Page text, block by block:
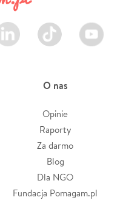
TikTok Youtube
O nas
Opinie
Raporty
Za darmo
Blog
Dla NGO
Fundacja Pomagam.pl